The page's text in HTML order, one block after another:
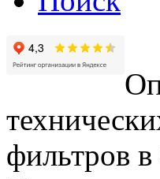
фильтров